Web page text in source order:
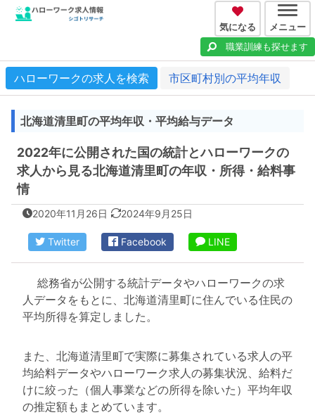
気になる メニュー
職業訓練も探せます
ハローワークの求人を検索 市区町村別の平均年収
北海道清里町の平均年収・平均給与データ
2022年に公開された国の統計とハローワークの
求人から見る北海道清里町の年収・所得・給料事
情
2020年11月26日 2024年9月25日
Twitter Facebook LINE
総務省が公開する統計データやハローワークの求
人データをもとに、北海道清里町に住んでいる住民の
平均所得を算定しました。
また、北海道清里町で実際に募集されている求人の平
均給料データやハローワーク求人の募集状況、給料だ
けに絞った（個人事業などの所得を除いた）平均年収
の推定額もまとめています。